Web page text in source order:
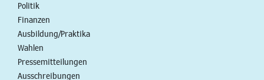
Politik
Finanzen
Ausbildung/Praktika
Wahlen
Pressemitteilungen
Ausschreibungen